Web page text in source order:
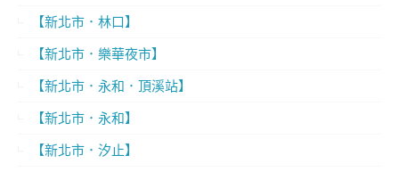
【新北市．林口】
【新北市．樂華夜市】
【新北市．永和．頂溪站】
【新北市．永和】
【新北市．汐止】